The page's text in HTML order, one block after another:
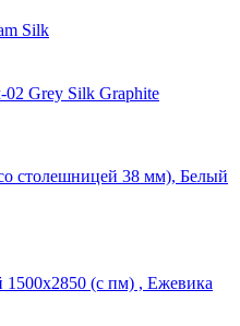
Silk
Grey Silk Graphite
столешницей 38 мм), Белый
(с пм) , Ежевика